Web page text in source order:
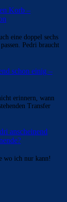
Korb –
eine doppel sechs
Pedri braucht
schon einig –
erinnern, wann
Transfer
anscheinend
wo ich nur kann!